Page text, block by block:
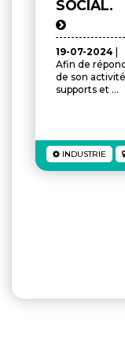
SOCIAL.
19-07-2024
Afin de
de son
supports et ...
INDUSTRIE